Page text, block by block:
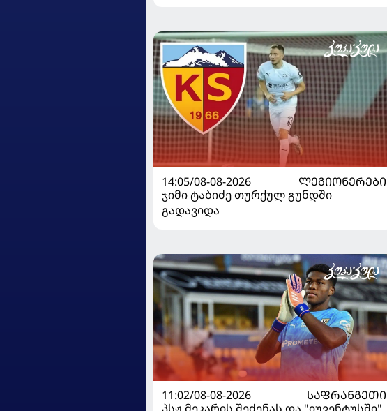
14:05/08-08-2026
ᲚᲔᲒᲘᲝᲜᲔᲠᲔᲑᲘ
ჯიმი ტაბიძე თურქულ გუნდში
გადავიდა
11:02/08-08-2026
ᲡᲐᲤᲠᲐᲜᲒᲔᲗᲘ